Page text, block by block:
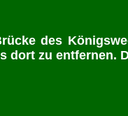
des
dort zu